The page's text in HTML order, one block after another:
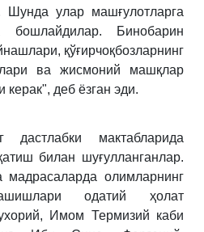
Шунда улар машғулотларга
Бинобарин
қўғирчоқбозларнинг
ва жисмоний машқлар
деб ёзган эди.
дастлабки мактабларида
билан шуғулланганлар.
олимларнинг
одатий ҳолат
Имом Термизий каби